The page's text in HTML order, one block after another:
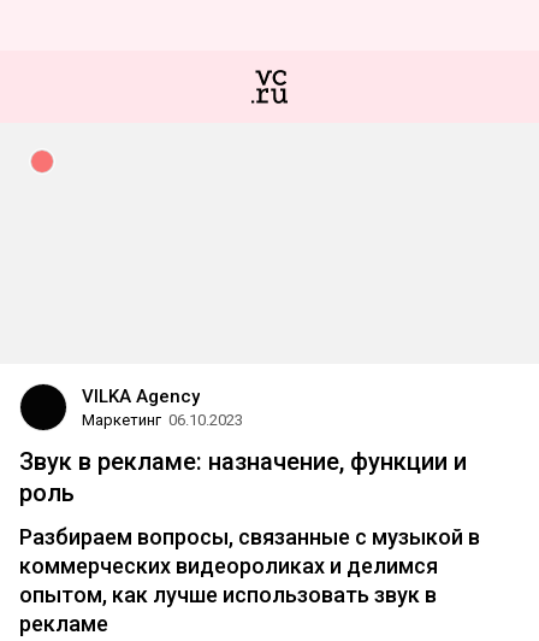
VILKA Agency
Маркетинг 06.10.2023
Звук в рекламе: назначение, функции и
роль
Разбираем вопросы, связанные с музыкой в
коммерческих видеороликах и делимся
опытом, как лучше использовать звук в
рекламе